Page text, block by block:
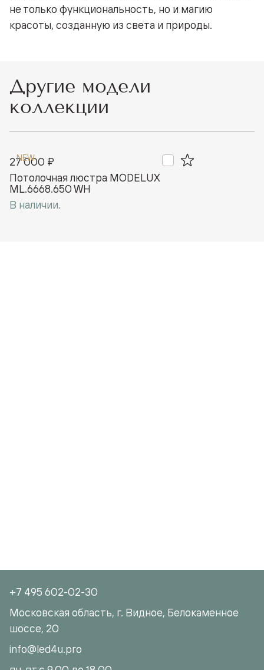
не только функциональность, но и магию
красоты, созданную из света и природы.
Другие модели
коллекции
NEW
27 000 ₽
Потолочная люстра MODELUX
ML.6668.650 WH
В наличии.
+7 495 602-02-30
Московская область, г. Видное, Белокаменное
шоссе, 20
info@led4u.pro